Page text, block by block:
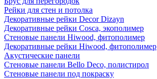
Рейки для стен и потолка
Декоративные рейки Decor Dizayn
Декоративные рейки Cosca, экополимер
Стеновые панели Hiwood, фитополимер
Декоративные рейки Hiwood, фитополимер
Акустические панели
Стеновые панели Bello Deco, полистирол
Стеновые панели под покраску